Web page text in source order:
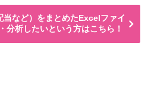
当など）をまとめたExcelファイ
分析したいという方はこちら！